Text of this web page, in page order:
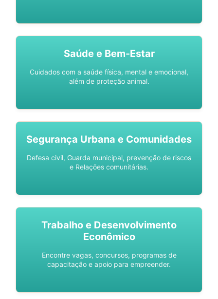
Saúde e Bem-Estar
Cuidados com a saúde física, mental e emocional,
além de proteção animal.
Segurança Urbana e Comunidades
Defesa civil, Guarda municipal, prevenção de riscos
e Relações comunitárias.
Trabalho e Desenvolvimento
Econômico
Encontre vagas, concursos, programas de
capacitação e apoio para empreender.